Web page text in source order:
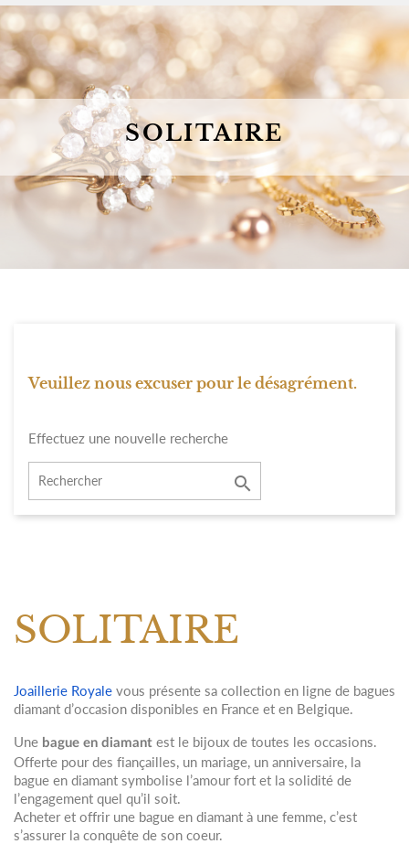
SOLITAIRE
Veuillez nous excuser pour le désagrément.
Effectuez une nouvelle recherche

SOLITAIRE
Joaillerie Royale vous présente sa collection en ligne de bagues
diamant d’occasion disponibles en France et en Belgique.
Une bague en diamant est le bijoux de toutes les occasions.
Offerte pour des fiançailles, un mariage, un anniversaire, la
bague en diamant symbolise l’amour fort et la solidité de
l’engagement quel qu’il soit.
Acheter et offrir une bague en diamant à une femme, c’est
s’assurer la conquête de son coeur.